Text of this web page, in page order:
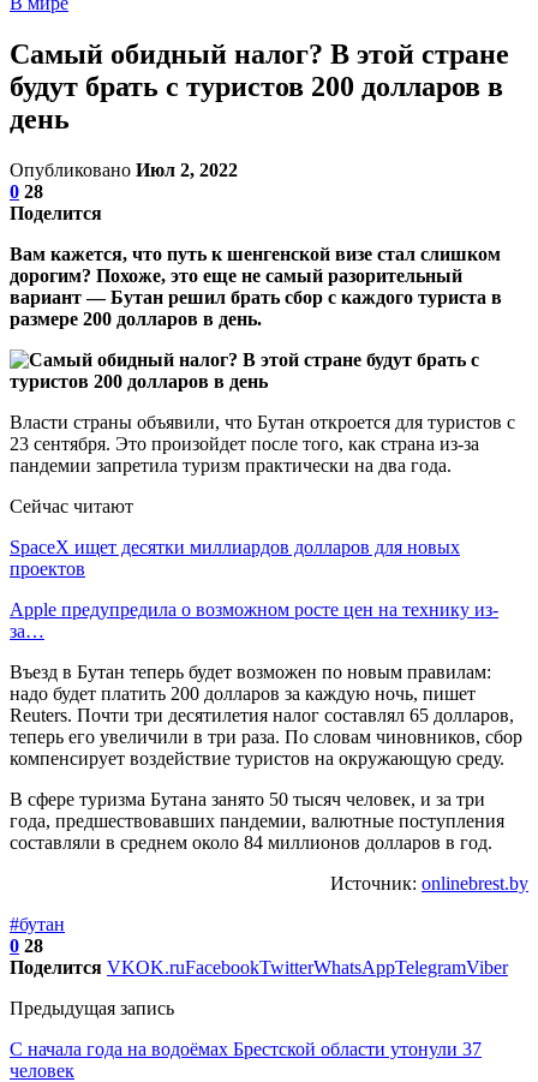
Самый обидный налог? В этой стране
будут брать с туристов 200 долларов в
день
Опубликовано Июл 2, 2022
0 28
Поделится
Вам кажется, что путь к шенгенской визе стал слишком
дорогим? Похоже, это еще не самый разорительный
вариант — Бутан решил брать сбор с каждого туриста в
размере 200 долларов в день.
Власти страны объявили, что Бутан откроется для туристов с
23 сентября. Это произойдет после того, как страна из-за
пандемии запретила туризм практически на два года.
Сейчас читают
SpaceX ищет десятки миллиардов долларов для новых
проектов
Apple предупредила о возможном росте цен на технику из-
за…
Въезд в Бутан теперь будет возможен по новым правилам:
надо будет платить 200 долларов за каждую ночь, пишет
Reuters. Почти три десятилетия налог составлял 65 долларов,
теперь его увеличили в три раза. По словам чиновников, сбор
компенсирует воздействие туристов на окружающую среду.
В сфере туризма Бутана занято 50 тысяч человек, и за три
года, предшествовавших пандемии, валютные поступления
составляли в среднем около 84 миллионов долларов в год.
Источник: onlinebrest.by
#бутан
0 28
Поделится VKOK.ruFacebookTwitterWhatsAppTelegramViber
Предыдущая запись
С начала года на водоёмах Брестской области утонули 37
человек